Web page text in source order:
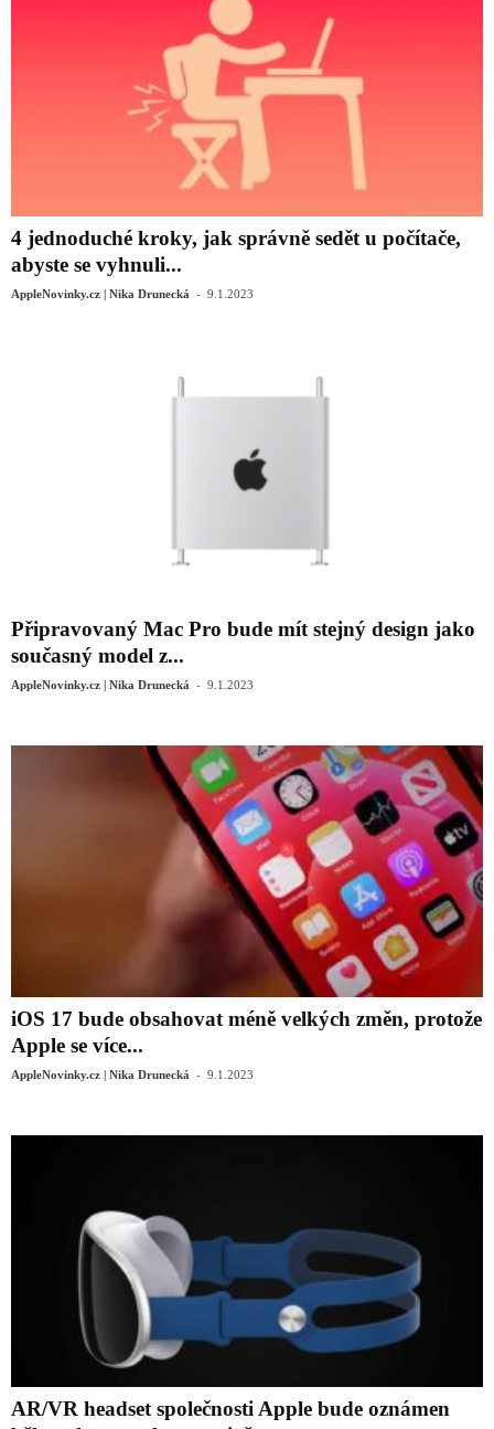
4 jednoduché kroky, jak správně sedět u počítače,
abyste se vyhnuli...
AppleNovinky.cz | Nika Drunecká - 9.1.2023
Připravovaný ‌Mac Pro bude mít stejný design jako
současný model‌ z...
AppleNovinky.cz | Nika Drunecká - 9.1.2023
iOS 17 bude obsahovat méně velkých změn, protože
Apple se více...
AppleNovinky.cz | Nika Drunecká - 9.1.2023
AR/VR headset společnosti Apple bude oznámen